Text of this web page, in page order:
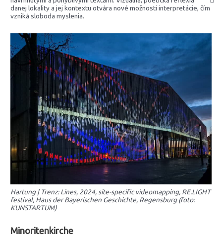
danej lokality a jej kontextu otvára nové možnosti interpretácie, čím
vzniká sloboda myslenia.
Hartung | Trenz: Lines, 2024, site-specific videomapping, RE.LIGHT
festival, Haus der Bayerischen Geschichte, Regensburg (foto:
KUNSTARTUM)
Minoritenkirche